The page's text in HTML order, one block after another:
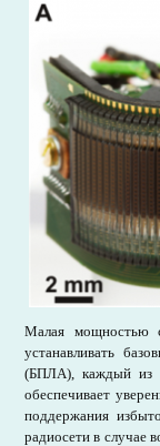
Малая мощностью
устанавливать
(БПЛА), каждый из
обеспечивает
поддержания
радиосети в случае